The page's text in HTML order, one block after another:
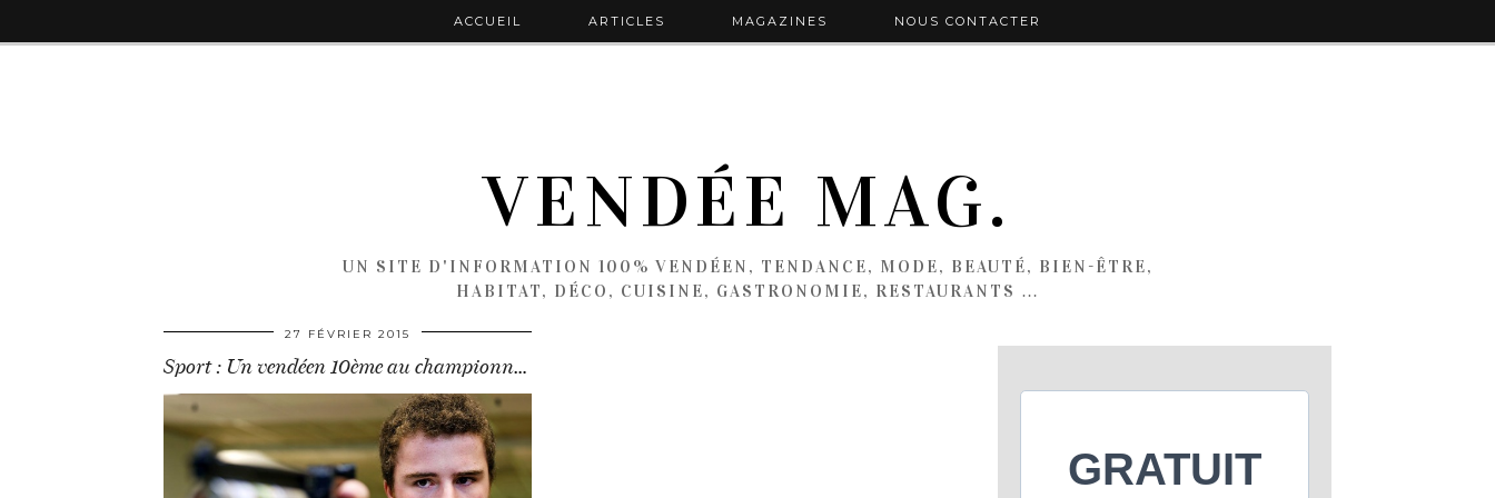
VENDÉE MAG.
UN SITE D'INFORMATION 100% VENDÉEN, TENDANCE, MODE, BEAUTÉ, BIEN-ÊTRE,
HABITAT, DÉCO, CUISINE, GASTRONOMIE, RESTAURANTS …
ACCUEIL ARTICLES MAGAZINES NOUS CONTACTER
27 FÉVRIER 2015
Sport : Un vendéen 10ème au championnat de …